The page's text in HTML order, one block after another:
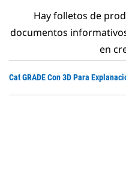
Hay folletos de
documentos
en
Cat GRADE Con 3D Para